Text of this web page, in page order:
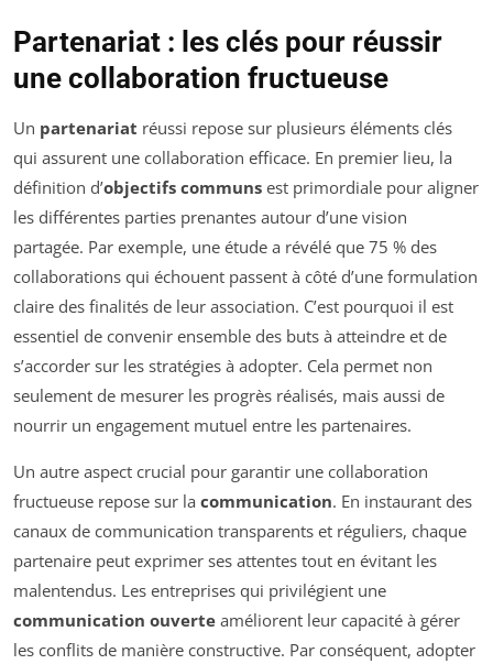
Partenariat : les clés pour réussir
une collaboration fructueuse
Un partenariat réussi repose sur plusieurs éléments clés
qui assurent une collaboration efficace. En premier lieu, la
définition d’objectifs communs est primordiale pour aligner
les différentes parties prenantes autour d’une vision
partagée. Par exemple, une étude a révélé que 75 % des
collaborations qui échouent passent à côté d’une formulation
claire des finalités de leur association. C’est pourquoi il est
essentiel de convenir ensemble des buts à atteindre et de
s’accorder sur les stratégies à adopter. Cela permet non
seulement de mesurer les progrès réalisés, mais aussi de
nourrir un engagement mutuel entre les partenaires.
Un autre aspect crucial pour garantir une collaboration
fructueuse repose sur la communication. En instaurant des
canaux de communication transparents et réguliers, chaque
partenaire peut exprimer ses attentes tout en évitant les
malentendus. Les entreprises qui privilégient une
communication ouverte améliorent leur capacité à gérer
les conflits de manière constructive. Par conséquent, adopter